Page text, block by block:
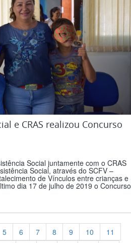
e CRAS realizou Concurso
Social juntamente com o CRAS
Social, através do SCFV –
de Vínculos entre crianças e
dia 17 de julho de 2019 o Concurso
5 6 7 8 9 10
11